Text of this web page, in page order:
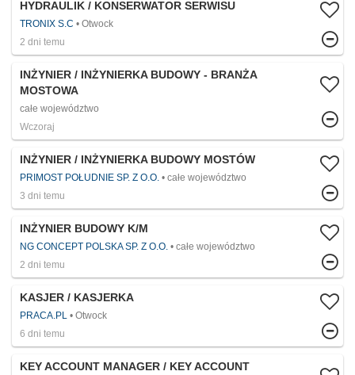
HYDRAULIK / KONSERWATOR SERWISU
TRONIX S.C
Otwock
2 dni temu
INŻYNIER / INŻYNIERKA BUDOWY - BRANŻA
MOSTOWA
całe województwo
Wczoraj
INŻYNIER / INŻYNIERKA BUDOWY MOSTÓW
PRIMOST POŁUDNIE SP. Z O.O.
całe województwo
3 dni temu
INŻYNIER BUDOWY K/M
NG CONCEPT POLSKA SP. Z O.O.
całe województwo
2 dni temu
KASJER / KASJERKA
PRACA.PL
Otwock
6 dni temu
KEY ACCOUNT MANAGER / KEY ACCOUNT